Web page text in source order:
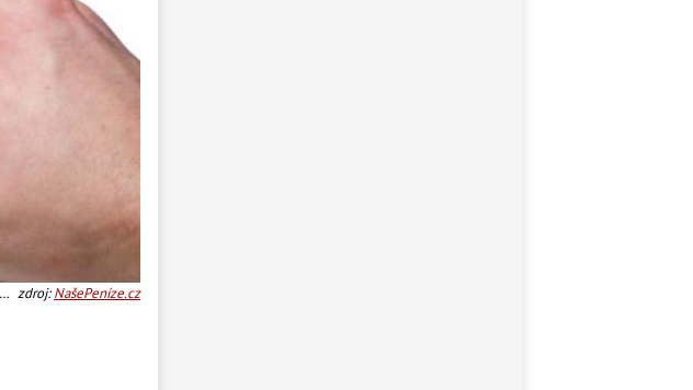
zdroj:NašePeníze.cz